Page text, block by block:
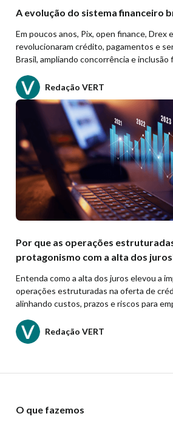
A evolução do sistema financeiro
Em poucos anos, Pix, open finance, Drex
revolucionaram crédito, pagamentos e
Brasil, ampliando concorrência e inclusão
Redação VERT
Por que as operações
protagonismo com a alta dos
Entenda como a alta dos juros elevou a
operações estruturadas na oferta de
alinhando custos, prazos e riscos para
Redação VERT
O que fazemos